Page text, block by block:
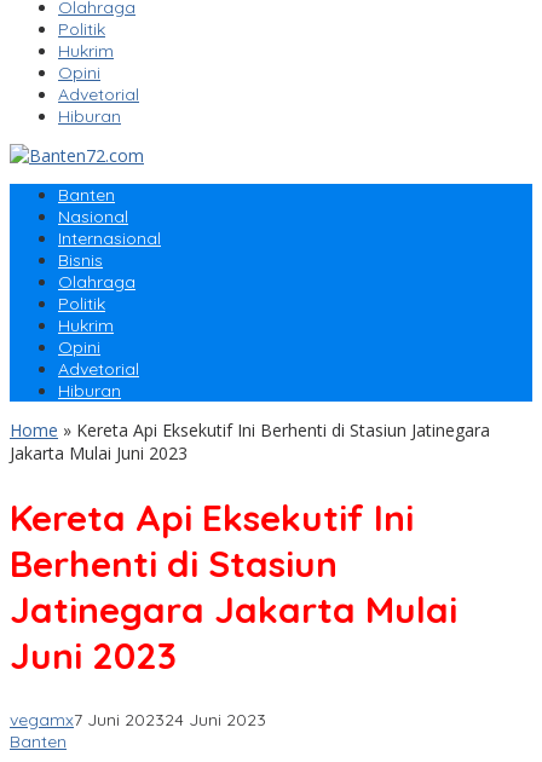
Olahraga
Politik
Hukrim
Opini
Advetorial
Hiburan
Banten
Nasional
Internasional
Bisnis
Olahraga
Politik
Hukrim
Opini
Advetorial
Hiburan
Home » Kereta Api Eksekutif Ini Berhenti di Stasiun Jatinegara
Jakarta Mulai Juni 2023
Kereta Api Eksekutif Ini
Berhenti di Stasiun
Jatinegara Jakarta Mulai
Juni 2023
vegamx7 Juni 202324 Juni 2023
Banten